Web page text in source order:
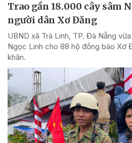
Trao gần 18.000 cây sâm
người dân Xơ Đăng
UBND xã Trà Linh, TP. Đà Nẵng
Ngọc Linh cho 88 hộ đồng bào Xơ
khăn.